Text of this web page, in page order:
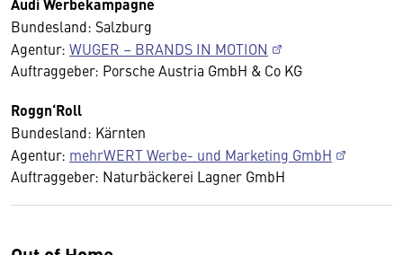
Bundesland: Salzburg
Agentur: WUGER – BRANDS IN MOTION
Auftraggeber: Porsche Austria GmbH & Co KG
Roggn‘Roll
Bundesland: Kärnten
Agentur: mehrWERT Werbe- und Marketing GmbH
Auftraggeber: Naturbäckerei Lagner GmbH